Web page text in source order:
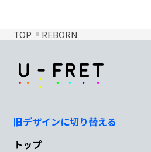
TOP REBORN
旧デザインに切り替える
トップ